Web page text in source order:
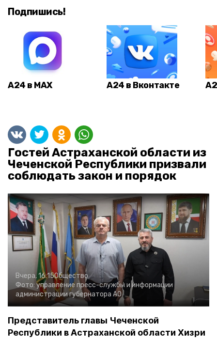
Подпишись!
А24 в MAX А24 в Вконтакте
Гостей Астраханской области из
Чеченской Республики призвали
соблюдать закон и порядок
Вчера, 16:15Общество
Фото: управление пресс-службы и информации
администрации губернатора АО
Представитель главы Чеченской
Республики в Астраханской области Хизри